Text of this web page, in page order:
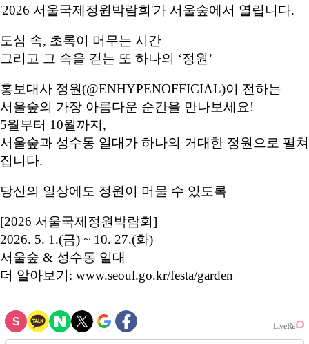
'2026 서울국제정원박람회'가 서울숲에서 열립니다.
도심 속, 초록이 머무는 시간
그리고 그 속을 걷는 또 하나의 ‘정원’
홍보대사 정원(@ENHYPENOFFICIAL)이 전하는
서울숲의 가장 아름다운 순간을 만나보세요!
5월부터 10월까지,
서울숲과 성수동 일대가 하나의 거대한 정원으로 펼쳐
집니다.
당신의 일상에도 정원이 머물 수 있도록
[2026 서울국제정원박람회]
2026. 5. 1.(금) ~ 10. 27.(화)
서울숲 & 성수동 일대
더 알아보기: www.seoul.go.kr/festa/garden